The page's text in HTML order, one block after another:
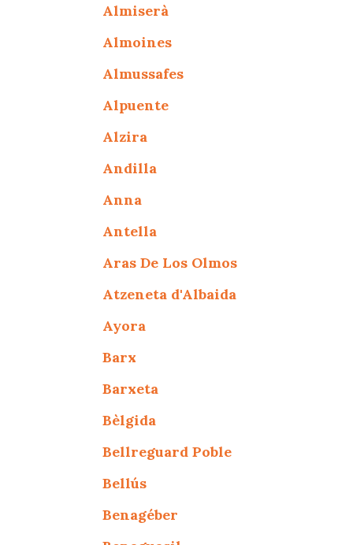
Almiserà
Almoines
Almussafes
Alpuente
Alzira
Andilla
Anna
Antella
Aras De Los Olmos
Atzeneta d'Albaida
Ayora
Barx
Barxeta
Bèlgida
Bellreguard Poble
Bellús
Benagéber